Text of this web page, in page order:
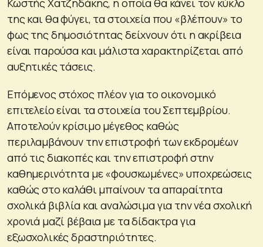
της και θα φύγει, τα στοιχεία που «βλέπουν» το
φως της δημοσιότητας δείχνουν ότι η ακρίβεια
είναι παρούσα και μάλιστα χαρακτηρίζεται από
αυξητικές τάσεις.
Επόμενος στόχος πλέον για το οικονομικό
επιτελείο είναι τα στοιχεία του Σεπτεμβρίου.
Αποτελούν κρίσιμο μέγεθος καθώς
περιλαμβάνουν την επιστροφή των εκδρομέων
από τις διακοπές και την επιστροφή στην
καθημερινότητα με «φουσκωμένες» υποχρεώσεις
καθώς στο καλάθι μπαίνουν τα απαραίτητα
σχολικά βιβλία και αναλώσιμα για την νέα σχολική
χρονιά μαζί βέβαια με τα δίδακτρα για
εξωσχολικές δραστηριότητες.